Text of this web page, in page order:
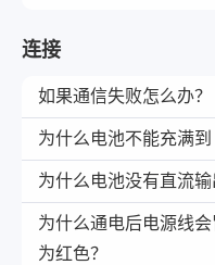
连接
如果通信失败怎么办？
为什么电池不能充满到
为什么电池没有直流输
为什么通电后电源线
为红色？